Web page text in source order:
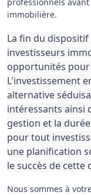
immobilière.
La fin du dispositif
investisseurs
opportunités
L'investissement
alternative
intéressants ainsi
gestion et la
pour tout
une planification
le succès de cette
Nous sommes à